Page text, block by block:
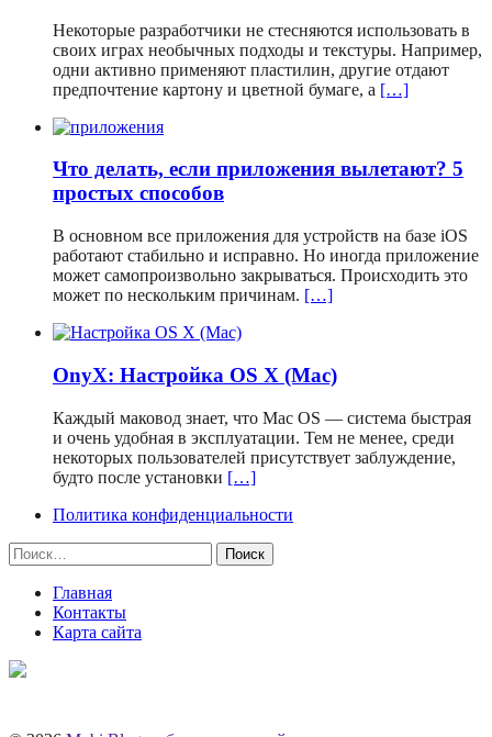
Некоторые разработчики не стесняются использовать в
своих играх необычных подходы и текстуры. Например,
одни активно применяют пластилин, другие отдают
предпочтение картону и цветной бумаге, а […]
Что делать, если приложения вылетают? 5
простых способов
В основном все приложения для устройств на базе iOS
работают стабильно и исправно. Но иногда приложение
может самопроизвольно закрываться. Происходить это
может по нескольким причинам. […]
OnyX: Настройка OS X (Mac)
Каждый маковод знает, что Mac OS — система быстрая
и очень удобная в эксплуатации. Тем не менее, среди
некоторых пользователей присутствует заблуждение,
будто после установки […]
Политика конфиденциальности
Найти:
Главная
Контакты
Карта сайта